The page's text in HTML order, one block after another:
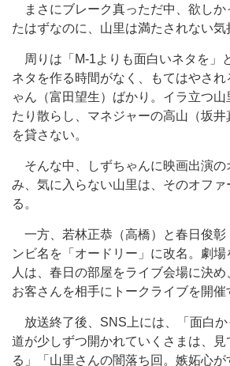
まさにブレーク真っただ中、欲しか
たはずなのに、山里は満たされない気
周りは「M-1よりも面白いネタを」
ネタを作る時間がなく、もてはやさ
ゃん（富田望生）ばかり。イラ立つ
たり散らし、マネジャーの高山（坂
を貸さない。
そんな中、しずちゃんに映画出演の
み、気に入らない山里は、そのオフ
る。
一方、若林正恭（高橋）と春日俊彰
ンビ名を「オードリー」に改名。劇場
人は、春日の部屋をライブ会場に決
お客さんを相手にトークライブを開催
放送終了後、SNS上には、「面白か
道が少しずつ開かれていくさまは、
る」「山里さんの闇落ち回。嫉妬心